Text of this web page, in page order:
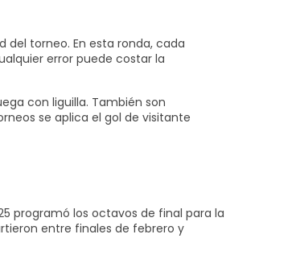
del torneo. En esta ronda, cada
error puede costar la
con liguilla. También son
se aplica el gol de visitante
programó los octavos de final para la
entre finales de febrero y